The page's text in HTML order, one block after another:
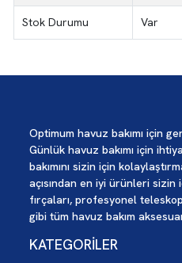
Stok Durumu Var
Optimum havuz bakımı için
Günlük havuz bakımı için
bakımını sizin için
açısından en iyi ürünleri
fırçaları, profesyonel
gibi tüm havuz bakım
KATEGORİLER